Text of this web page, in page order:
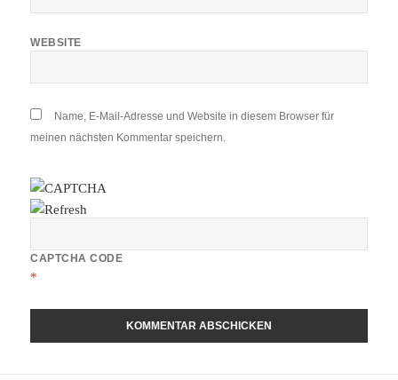
WEBSITE
Name, E-Mail-Adresse und Website in diesem Browser für
meinen nächsten Kommentar speichern.
CAPTCHA CODE
*